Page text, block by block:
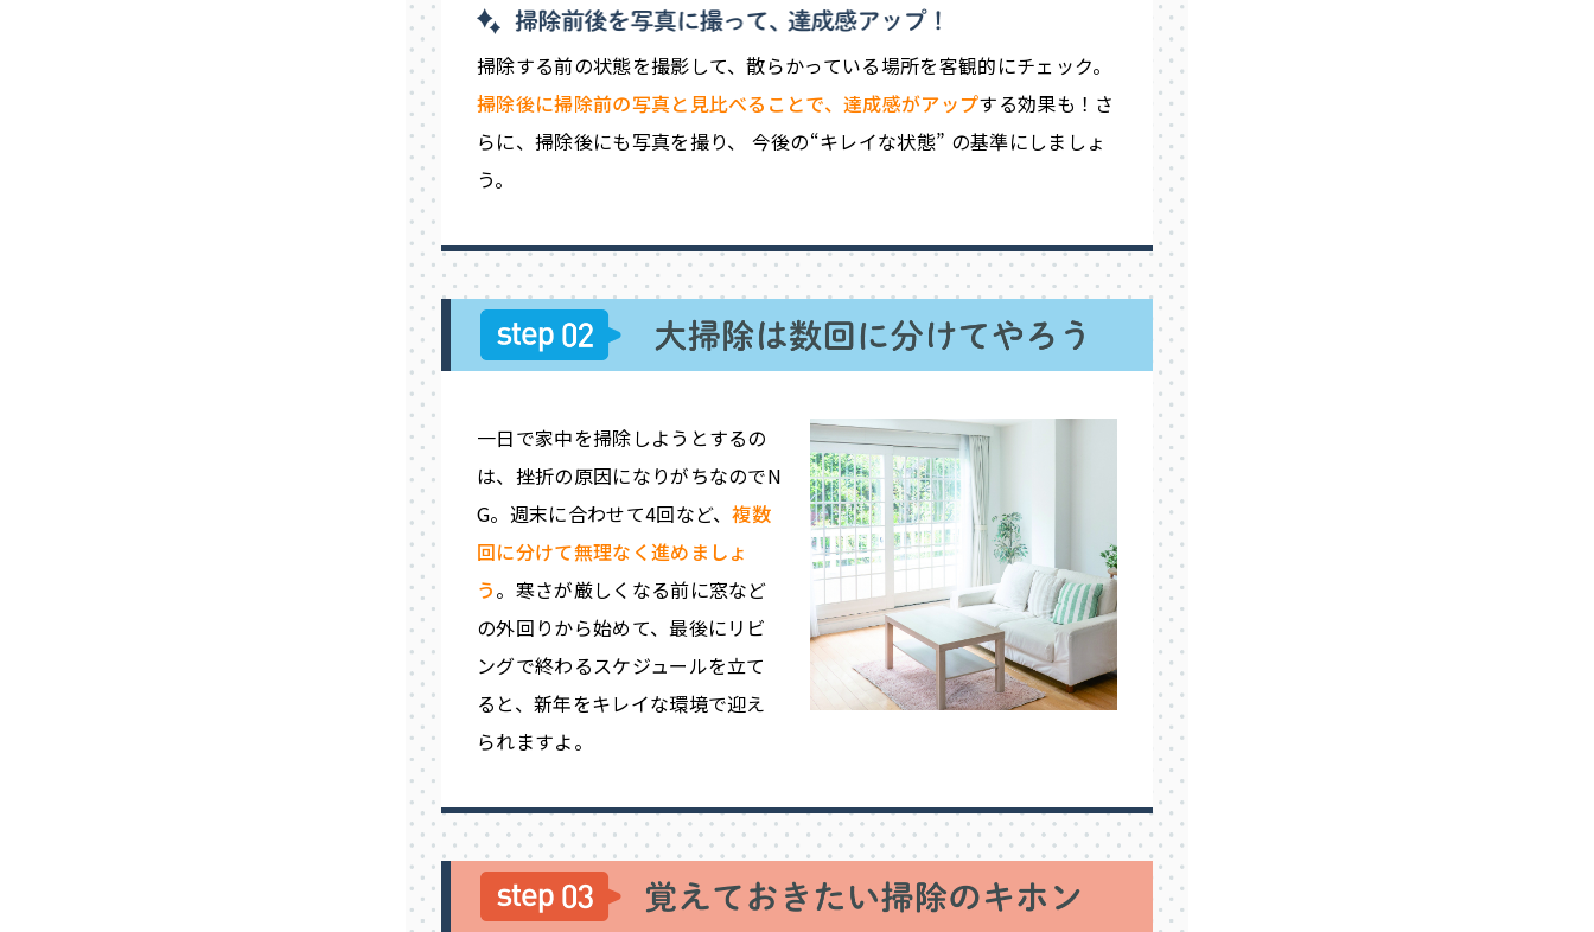
掃除する前の状態を撮影して、散らかっている場所を客観的にチェック。
掃除後に掃除前の写真と見比べることで、達成感がアップする効果も！さ
らに、掃除後にも写真を撮り、 今後の“キレイな状態” の基準にしましょ
う。
一日で家中を掃除しようとするの
は、挫折の原因になりがちなのでN
G。週末に合わせて4回など、複数
回に分けて無理なく進めましょ
う。寒さが厳しくなる前に窓など
の外回りから始めて、最後にリビ
ングで終わるスケジュールを立て
ると、新年をキレイな環境で迎え
られますよ。